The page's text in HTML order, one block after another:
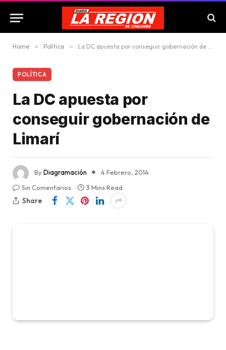
Home » Política » La DC apuesta por conseguir gobernación de Limarí
POLÍTICA
La DC apuesta por
conseguir gobernación de
Limarí
ByDiagramación
4 Febrero, 2014
Sin Comentarios
3 Mins Read
Share